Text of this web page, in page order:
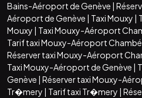
Bains-Aéroport de Genève |
Aéroport de Genève | Taxi Mouxy |
Mouxy | Taxi Mouxy-Aéroport
Tarif taxi Mouxy-Aéroport
Réserver taxi Mouxy-Aéroport
Taxi Mouxy-Aéroport de Genève |
Genève | Réserver taxi Mouxy-
Tr�mery | Tarif taxi Tr�mery |